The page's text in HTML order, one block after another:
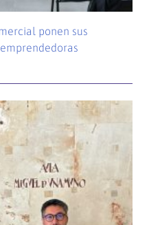
ponen sus